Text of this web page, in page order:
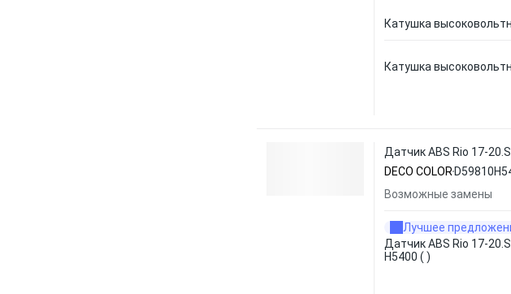
Катушка
Катушка
Датчик ABS Rio 17-
DECO COLOR
Возможные замены
Лучшее
Датчик ABS Rio 17-
H5400 ( )